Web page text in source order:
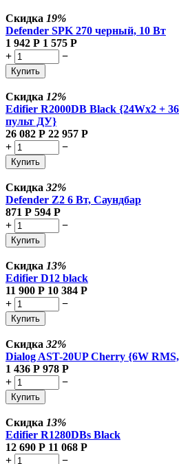
Скидка 19%
Defender SPK 270 черный, 10 Вт
1 942 Р 1 575 Р
+
−
Купить
Скидка 12%
Edifier R2000DB Black {24Wx2 +
пульт ДУ}
26 082 Р 22 957 Р
+
−
Купить
Скидка 32%
Defender Z2 6 Вт, Саундбар
871 Р 594 Р
+
−
Купить
Скидка 13%
Edifier D12 black
11 900 Р 10 384 Р
+
−
Купить
Скидка 32%
Dialog AST-20UP Cherry {6W
1 436 Р 978 Р
+
−
Купить
Скидка 13%
Edifier R1280DBs Black
12 690 Р 11 068 Р
+
−